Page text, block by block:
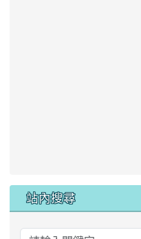
站內搜尋